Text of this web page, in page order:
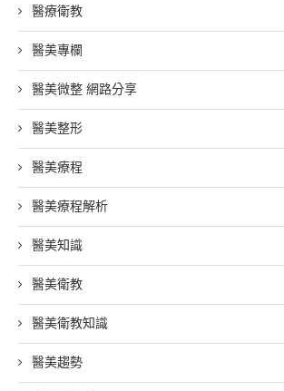
醫療衛教
醫美專欄
醫美微整 網路分享
醫美整形
醫美療程
醫美療程解析
醫美知識
醫美衛教
醫美衛教知識
醫美趨勢